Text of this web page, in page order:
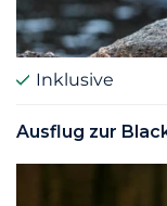
Inklusive
Ausflug zur